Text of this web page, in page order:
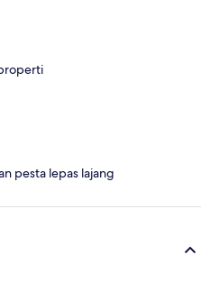
pesta lepas lajang